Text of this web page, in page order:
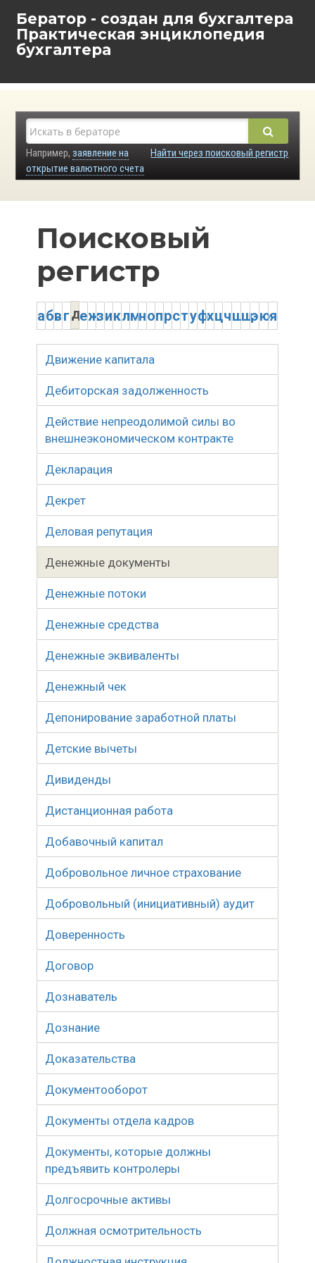
Бератор - создан для бухгалтера
Практическая энциклопедия
бухгалтера
Найти через поисковый регистр
Например, заявление на
открытие валютного счета
Поисковый
регистр
абвгдежзиклмнопрстуфхцчшщэюя
Движение капитала
Дебиторская задолженность
Действие непреодолимой силы во
внешнеэкономическом контракте
Декларация
Декрет
Деловая репутация
Денежные документы
Денежные потоки
Денежные средства
Денежные эквиваленты
Денежный чек
Депонирование заработной платы
Детские вычеты
Дивиденды
Дистанционная работа
Добавочный капитал
Добровольное личное страхование
Добровольный (инициативный) аудит
Доверенность
Договор
Дознаватель
Дознание
Доказательства
Документооборот
Документы отдела кадров
Документы, которые должны
предъявить контролеры
Долгосрочные активы
Должная осмотрительность